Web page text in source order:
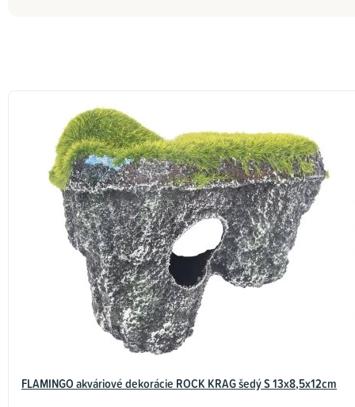
FLAMINGO akváriové dekorácie ROCK KRAG šedý S 13x8,5x12cm